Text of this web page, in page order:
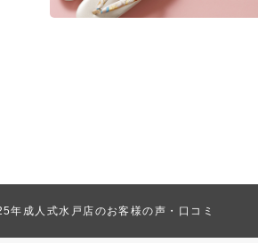
年成人式水戸店のお客様の声・口コミ